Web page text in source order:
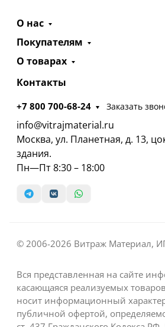
О нас
Покупателям
О товарах
Контакты
+7 800 700-68-24 Заказать
info@vitrajmaterial.ru
Москва, ул. Планетная, д. 13,
здания.
Пн—Пт 8:30 – 18:00
© 2006-2026 Витраж Материал,
Вся представленная на сайте
касающаяся реализуемых
носит информационный
публичной офертой,